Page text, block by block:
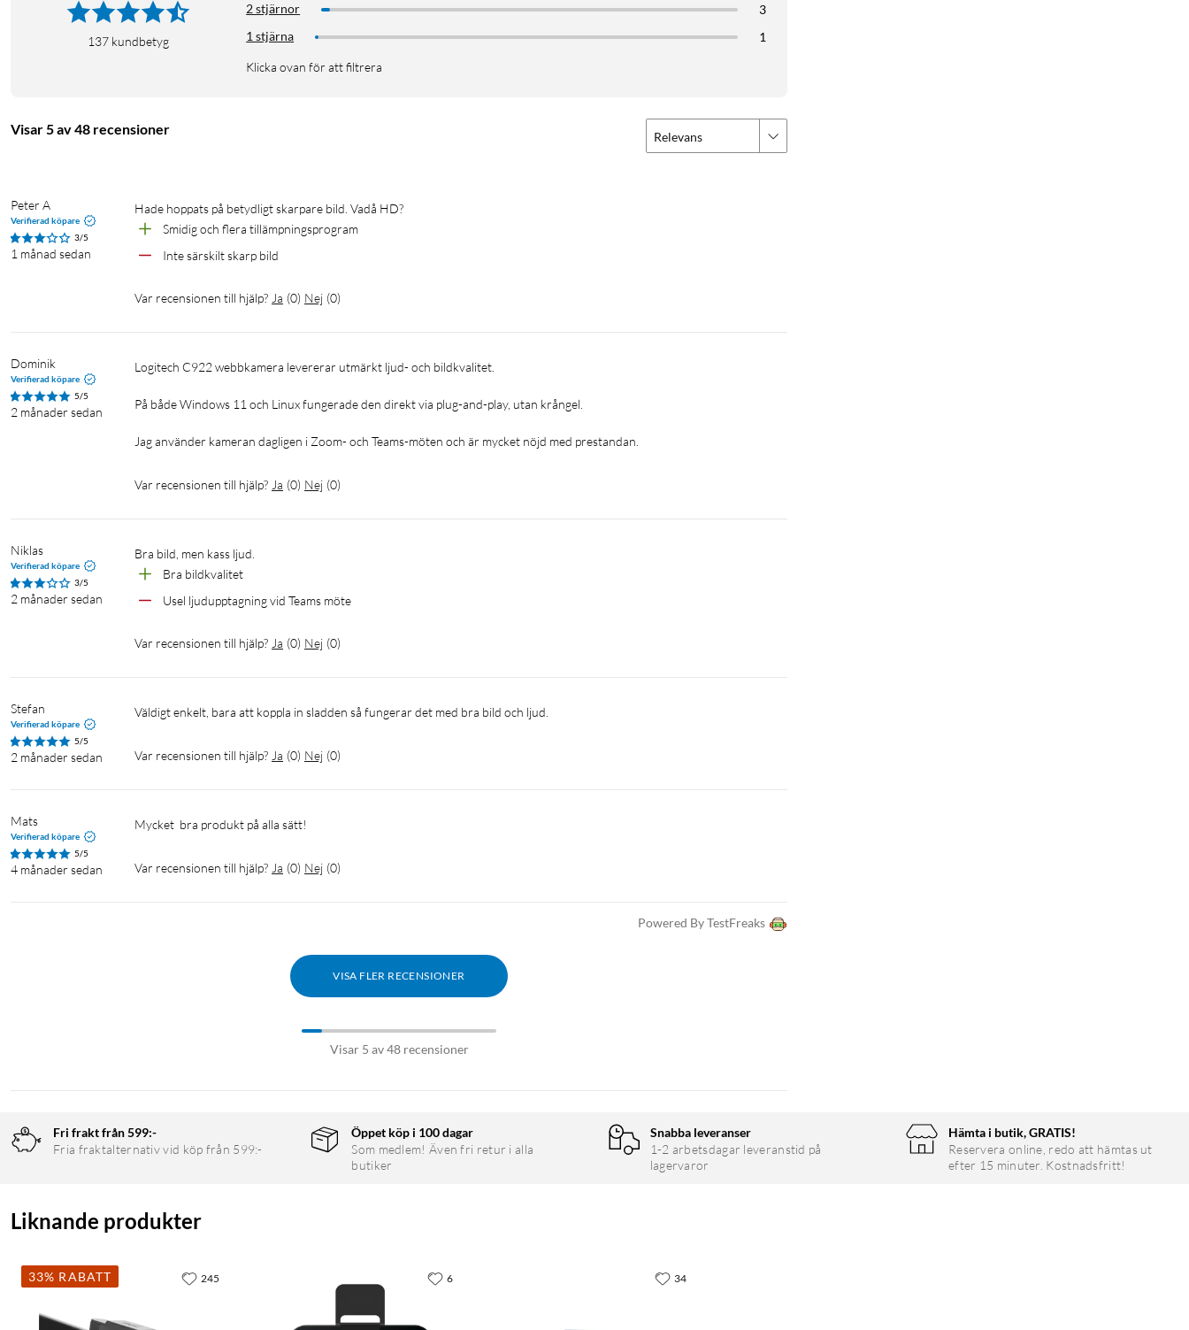
137 kundbetyg
2 stjärnor
3
1 stjärna
1
Klicka ovan för att filtrera
Visar 5 av 48 recensioner Relevans
Peter A
Verifierad köpare
3/5
1 månad sedan
Hade hoppats på betydligt skarpare bild. Vadå HD?
Smidig och flera tillämpningsprogram
Inte särskilt skarp bild
Var recensionen till hjälp? Ja (0) Nej (0)
Dominik
Verifierad köpare
5/5
2 månader sedan
Logitech C922 webbkamera levererar utmärkt ljud- och bildkvalitet.
På både Windows 11 och Linux fungerade den direkt via plug-and-play, utan krångel.
Jag använder kameran dagligen i Zoom- och Teams-möten och är mycket nöjd med prestandan.
Var recensionen till hjälp? Ja (0) Nej (0)
Niklas
Verifierad köpare
3/5
2 månader sedan
Bra bild, men kass ljud.
Bra bildkvalitet
Usel ljudupptagning vid Teams möte
Var recensionen till hjälp? Ja (0) Nej (0)
Stefan
Verifierad köpare
5/5
2 månader sedan
Väldigt enkelt, bara att koppla in sladden så fungerar det med bra bild och ljud.
Var recensionen till hjälp? Ja (0) Nej (0)
Mats
Verifierad köpare
5/5
4 månader sedan
Mycket  bra produkt på alla sätt!
Var recensionen till hjälp? Ja (0) Nej (0)
Powered By TestFreaks
VISA FLER RECENSIONER
Visar 5 av 48 recensioner
Fri frakt från 599:-
Fria fraktalternativ vid köp från 599:-
Öppet köp i 100 dagar
Som medlem! Även fri retur i alla
butiker
Snabba leveranser
1-2 arbetsdagar leveranstid på
lagervaror
Hämta i butik, GRATIS!
Reservera online, redo att hämtas ut
efter 15 minuter. Kostnadsfritt!
Liknande produkter
33% RABATT 245 6 34